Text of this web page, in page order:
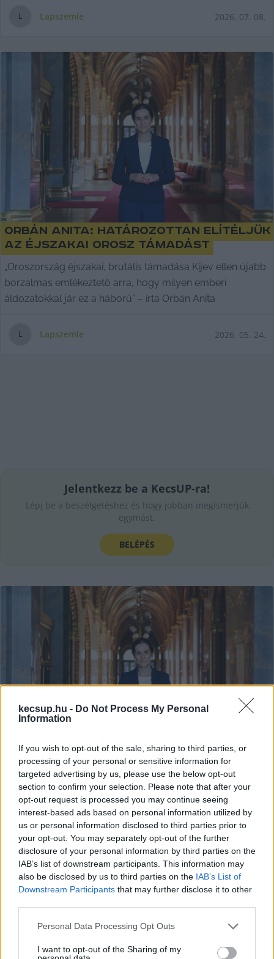
kecsup.hu - Do Not Process My Personal
Information
If you wish to opt-out of the sale, sharing to third parties, or
processing of your personal or sensitive information for
targeted advertising by us, please use the below opt-out
section to confirm your selection. Please note that after your
opt-out request is processed you may continue seeing
interest-based ads based on personal information utilized by
us or personal information disclosed to third parties prior to
your opt-out. You may separately opt-out of the further
disclosure of your personal information by third parties on the
IAB’s list of downstream participants. This information may
also be disclosed by us to third parties on the IAB’s List of
Downstream Participants that may further disclose it to other
Please note that this website/app uses one or more Google
not limited to your visit or usage behaviour. You may click to
Personal Data Processing Opt Outs
I want to opt-out of the Sharing of my
L Lapszemle 2026. 07. 08.
Orbán Anita: Határozottan elítéljük
az éjszakai orosz támadást
„Oroszország éjszakai, brutális támadása Kijev ellen újabb
borzalmas emlékeztető arra, hogy milyen emberi
áldozatokkal jár ez a háború” – írta Orbán Anita
L Lapszemle 2026. 05. 24.
Jelentkezz be a KecsUP-ra!
Lépj be a beszélgetéshez és hogy jobban megismerjük
egymást.
BELÉPÉS
Egyeztetés indult Ukrajnával a
kárpátaljai magyarok jogairól
Andrij Szibiha ukrán külügyminiszterrel egyeztetett Orbán
Anita, a magyar kormány külügyminisztere. A felek
megállapodtak arról, hogy már kedden
L Lapszemle 2026. 05. 18.